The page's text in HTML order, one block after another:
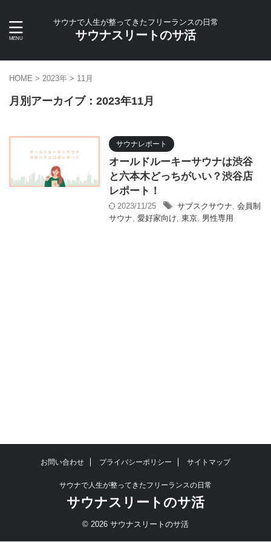
サウナで人生が整ってきたフリーランスの日常
サウナスリートのサ活
HOME > 2023年 > 11月
月別アーカイブ：2023年11月
サウナレポート
オールドルーキーサウナは渋谷
と六本木どっちがいい？渋谷店
レポート！
2023/11/25 サブスクサウナ, 会員制
サウナ, 愛好家向け, 東京, 男性専用
お問い合わせ プライバシーポリシー サイトマップ
サウナで人生が整ってきたフリーランスの日常
サウナスリートのサ活
© 2026 サウナスリートのサ活